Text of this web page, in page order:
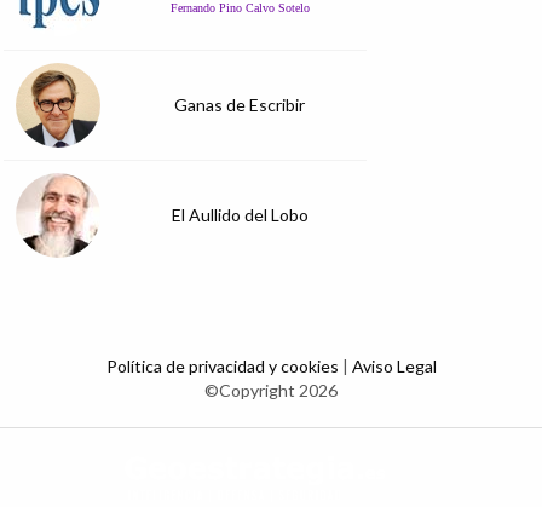
Fernando Pino Calvo Sotelo
Ganas de Escribir
El Aullido del Lobo
Política de privacidad y cookies | Aviso Legal
©Copyright 2026